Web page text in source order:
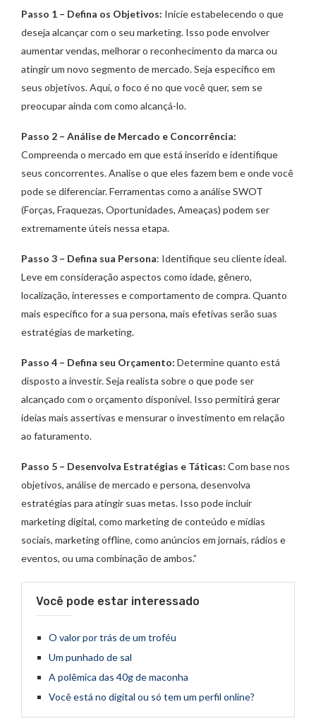
Passo 1 – Defina os Objetivos: Inicie estabelecendo o que
deseja alcançar com o seu marketing. Isso pode envolver
aumentar vendas, melhorar o reconhecimento da marca ou
atingir um novo segmento de mercado. Seja específico em
seus objetivos. Aqui, o foco é no que você quer, sem se
preocupar ainda com como alcançá-lo.
Passo 2 – Análise de Mercado e Concorrência:
Compreenda o mercado em que está inserido e identifique
seus concorrentes. Analise o que eles fazem bem e onde você
pode se diferenciar. Ferramentas como a análise SWOT
(Forças, Fraquezas, Oportunidades, Ameaças) podem ser
extremamente úteis nessa etapa.
Passo 3 – Defina sua Persona: Identifique seu cliente ideal.
Leve em consideração aspectos como idade, gênero,
localização, interesses e comportamento de compra. Quanto
mais específico for a sua persona, mais efetivas serão suas
estratégias de marketing.
Passo 4 – Defina seu Orçamento: Determine quanto está
disposto a investir. Seja realista sobre o que pode ser
alcançado com o orçamento disponível. Isso permitirá gerar
ideias mais assertivas e mensurar o investimento em relação
ao faturamento.
Passo 5 – Desenvolva Estratégias e Táticas: Com base nos
objetivos, análise de mercado e persona, desenvolva
estratégias para atingir suas metas. Isso pode incluir
marketing digital, como marketing de conteúdo e mídias
sociais, marketing offline, como anúncios em jornais, rádios e
eventos, ou uma combinação de ambos.”
Você pode estar interessado
O valor por trás de um troféu
Um punhado de sal
A polêmica das 40g de maconha
Você está no digital ou só tem um perfil online?